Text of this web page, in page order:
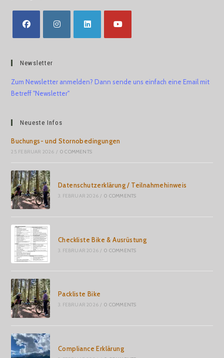
Newsletter
Zum Newsletter anmelden? Dann sende uns einfach eine Email mit
Betreff "Newsletter"
Neueste Infos
Buchungs- und Stornobedingungen
25. FEBRUAR 2026 / 0 COMMENTS
Datenschutzerklärung / Teilnahmehinweis
3. FEBRUAR 2026 / 0 COMMENTS
Checkliste Bike & Ausrüstung
3. FEBRUAR 2026 / 0 COMMENTS
Packliste Bike
3. FEBRUAR 2026 / 0 COMMENTS
Compliance Erklärung